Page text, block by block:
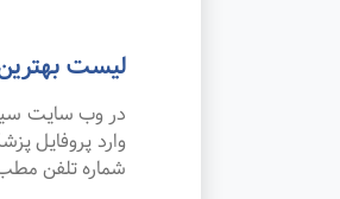
لیست
در وب سایت
وارد پروفایل
شماره تلفن